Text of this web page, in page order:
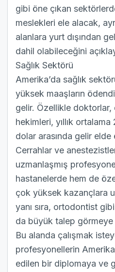
gibi öne çıkan
meslekleri ele alacak,
alanlara yurt dışından
dahil olabileceğini
Sağlık Sektörü
Amerika’da sağlık
yüksek maaşların
gelir. Özellikle doktorlar,
hekimleri, yıllık
dolar arasında gelir
Cerrahlar ve
uzmanlaşmış
hastanelerde hem de
çok yüksek kazançlara
yanı sıra, ortodontist
da büyük talep
Bu alanda çalışmak
profesyonellerin
edilen bir diplomaya ve